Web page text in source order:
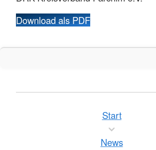
Download als PDF
Start
News